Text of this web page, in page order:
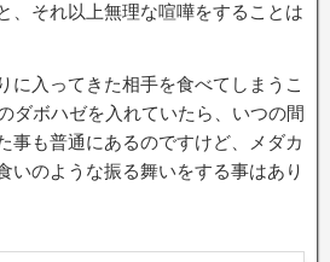
、それ以上無理な喧嘩をすることは
に入ってきた相手を食べてしまうこ
ダボハゼを入れていたら、いつの間
事も普通にあるのですけど、メダカ
いのような振る舞いをする事はあり